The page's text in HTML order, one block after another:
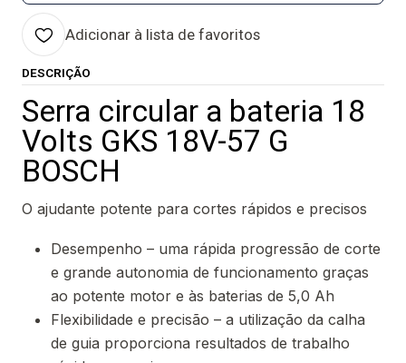
Adicionar à lista de favoritos
DESCRIÇÃO
Serra circular a bateria 18
Volts GKS 18V-57 G
BOSCH
O ajudante potente para cortes rápidos e precisos
Desempenho – uma rápida progressão de corte
e grande autonomia de funcionamento graças
ao potente motor e às baterias de 5,0 Ah
Flexibilidade e precisão – a utilização da calha
de guia proporciona resultados de trabalho